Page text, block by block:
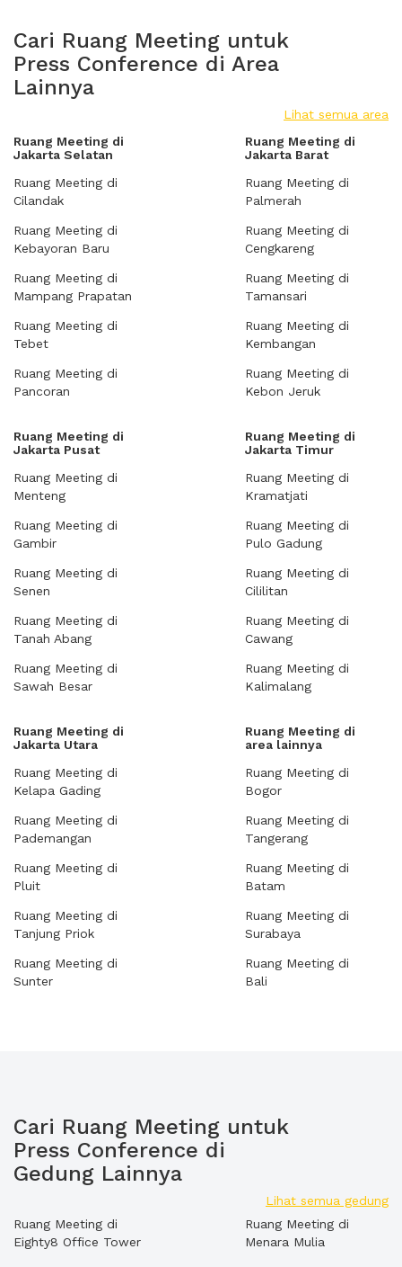
Cari Ruang Meeting untuk
Press Conference di Area
Lainnya
Lihat semua area
Ruang Meeting di
Jakarta Selatan
Ruang Meeting di
Cilandak
Ruang Meeting di
Kebayoran Baru
Ruang Meeting di
Mampang Prapatan
Ruang Meeting di
Tebet
Ruang Meeting di
Pancoran
Ruang Meeting di
Jakarta Barat
Ruang Meeting di
Palmerah
Ruang Meeting di
Cengkareng
Ruang Meeting di
Tamansari
Ruang Meeting di
Kembangan
Ruang Meeting di
Kebon Jeruk
Ruang Meeting di
Jakarta Pusat
Ruang Meeting di
Menteng
Ruang Meeting di
Gambir
Ruang Meeting di
Senen
Ruang Meeting di
Tanah Abang
Ruang Meeting di
Sawah Besar
Ruang Meeting di
Jakarta Timur
Ruang Meeting di
Kramatjati
Ruang Meeting di
Pulo Gadung
Ruang Meeting di
Cililitan
Ruang Meeting di
Cawang
Ruang Meeting di
Kalimalang
Ruang Meeting di
Jakarta Utara
Ruang Meeting di
Kelapa Gading
Ruang Meeting di
Pademangan
Ruang Meeting di
Pluit
Ruang Meeting di
Tanjung Priok
Ruang Meeting di
Sunter
Ruang Meeting di
area lainnya
Ruang Meeting di
Bogor
Ruang Meeting di
Tangerang
Ruang Meeting di
Batam
Ruang Meeting di
Surabaya
Ruang Meeting di
Bali
Cari Ruang Meeting untuk
Press Conference di
Gedung Lainnya
Lihat semua gedung
Ruang Meeting di
Eighty8 Office Tower
Ruang Meeting di
Menara Mulia